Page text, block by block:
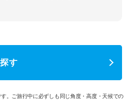
す
。ご旅行中に必ずしも同じ角度・高度・天候での